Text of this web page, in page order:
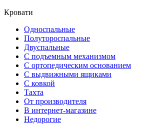
Кровати
Односпальные
Полутороспальные
Двуспальные
С подъемным механизмом
С ортопедическим основанием
С выдвижными ящиками
С ковкой
Тахта
От производителя
В интернет-магазине
Недорогие